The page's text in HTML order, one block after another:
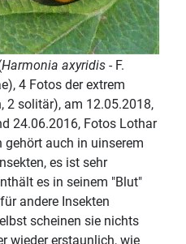
Harmonia axyridis - F.
4 Fotos der extrem
2 solitär), am 12.05.2018,
24.06.2016, Fotos Lothar
gehört auch in uinserem
es ist sehr
es in seinem "Blut"
andere Insekten
scheinen sie nichts
wieder erstaunlich, wie